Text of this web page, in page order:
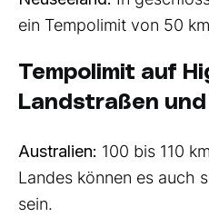
ein Tempolimit von 50
Tempolimit auf
Landstraßen
Australien: 100 bis 110
Landes können es auch
sein.